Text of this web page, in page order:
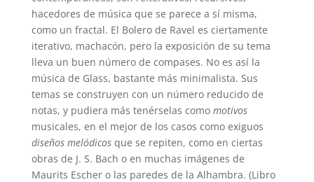
hacedores de música que se parece a sí misma,
como un fractal. El Bolero de Ravel es ciertamente
iterativo, machacón, pero la exposición de su tema
lleva un buen número de compases. No es así la
música de Glass, bastante más minimalista. Sus
temas se construyen con un número reducido de
notas, y pudiera más tenérselas como motivos
musicales, en el mejor de los casos como exiguos
diseños melódicosque se repiten, como en ciertas
obras de J. S. Bach o en muchas imágenes de
Maurits Escher o las paredes de la Alhambra. (Libro